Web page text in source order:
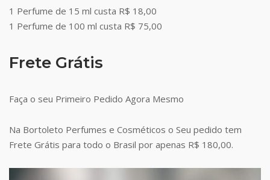
1 Perfume de 15 ml custa R$ 18,00
1 Perfume de 100 ml custa R$ 75,00
Frete Grátis
Faça o seu Primeiro Pedido Agora Mesmo
Na Bortoleto Perfumes e Cosméticos o Seu pedido tem
Frete Grátis para todo o Brasil por apenas R$ 180,00.